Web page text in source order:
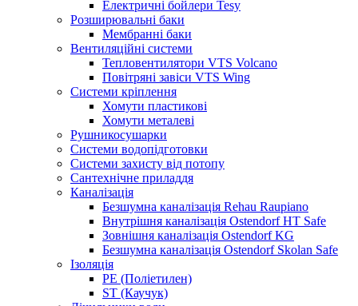
Електричні бойлери Tesy
Розширювальні баки
Мембранні баки
Вентиляційні системи
Тепловентилятори VTS Volcano
Повітряні завіси VTS Wing
Системи кріплення
Хомути пластикові
Хомути металеві
Рушникосушарки
Системи водопідготовки
Системи захисту від потопу
Сантехнічне приладдя
Каналізація
Безшумна каналізація Rehau Raupiano
Внутрішня каналізація Ostendorf HT Safe
Зовнішня каналізація Ostendorf KG
Безшумна каналізація Ostendorf Skolan Safe
Ізоляція
PE (Поліетилен)
ST (Каучук)